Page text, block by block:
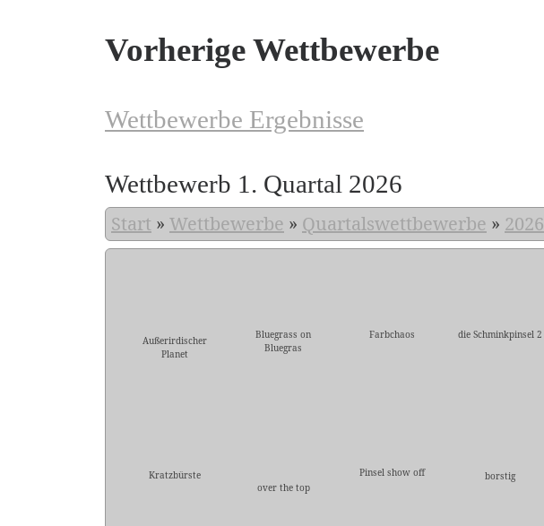
Vorherige Wettbewerbe
Wettbewerbe Ergebnisse
Wettbewerb 1. Quartal 2026
Start » Wettbewerbe » Quartalswettbewerbe » 2026
Außerirdischer
Planet
Bluegrass on
Bluegras
Farbchaos
die Schminkpinsel 2
Kratzbürste
over the top
Pinsel show off borstig